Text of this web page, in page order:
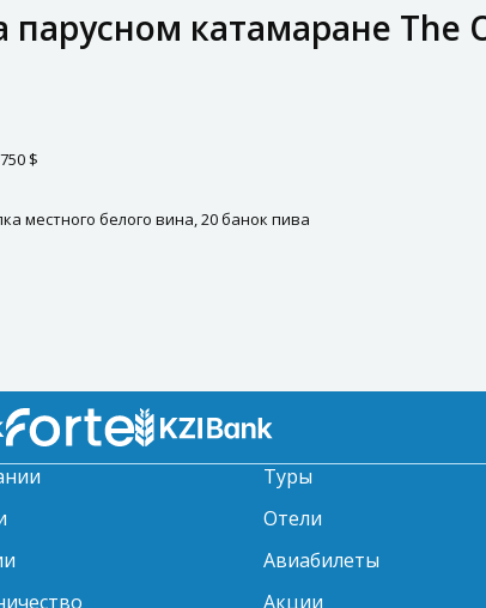
катамаране The
$
местного белого вина, 20 банок пива
Туры
Отели
Авиабилеты
Акции